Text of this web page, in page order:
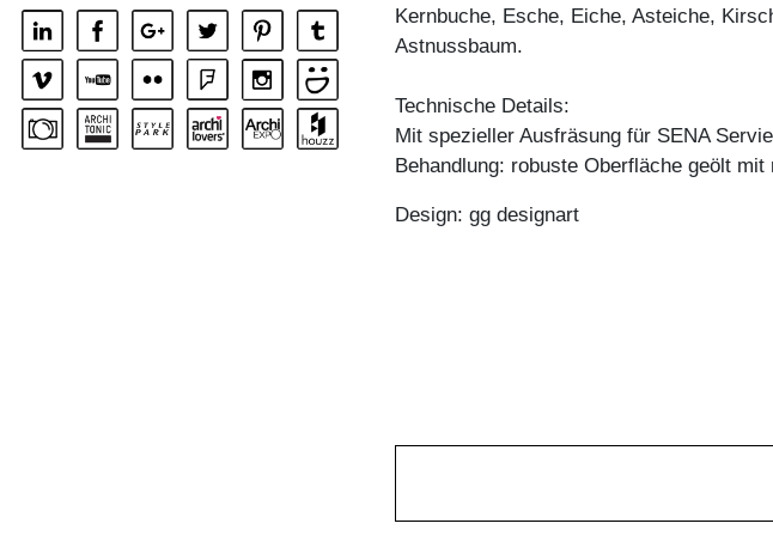
Kernbuche, Esche, Eiche, Asteiche,
Astnussbaum.
Technische Details:
Mit spezieller Ausfräsung für SENA
Behandlung: robuste Oberfläche geölt
Design: gg designart